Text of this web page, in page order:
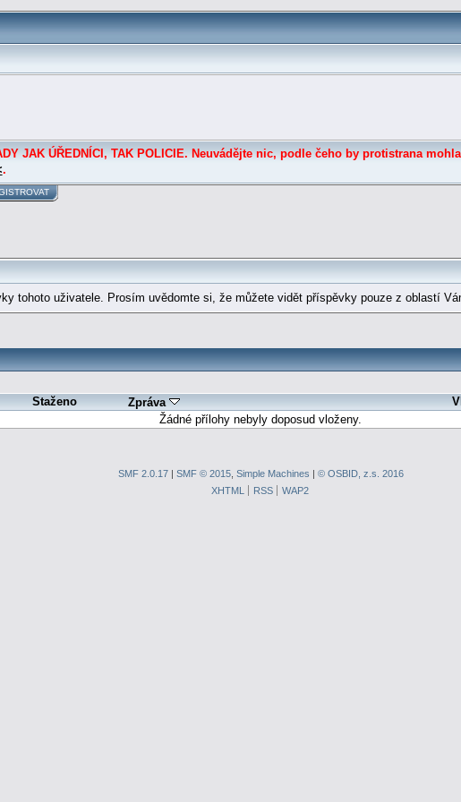
JAK ÚŘEDNÍCI, TAK POLICIE. Neuvádějte nic, podle čeho by protistrana
.
tohoto uživatele. Prosím uvědomte si, že můžete vidět příspěvky pouze z oblastí
Staženo Zpráva
Žádné přílohy nebyly doposud vloženy.
SMF 2.0.17| SMF © 2015, Simple Machines | © OSBID, z.s. 2016
XHTML
RSS WAP2